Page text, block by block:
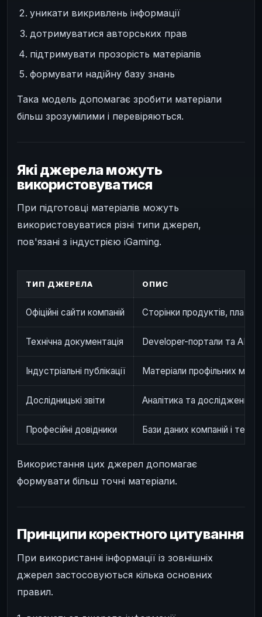
уникати викривлень інформації
дотримуватися авторських прав
підтримувати прозорість матеріалів
формувати надійну базу знань
Така модель допомагає зробити матеріали
більш зрозумілими і перевіряються.
Які джерела можуть
використовуватися
При підготовці матеріалів можуть
використовуватися різні типи джерел,
пов'язані з індустрією iGaming.
ТИП ДЖЕРЕЛА ОПИС
Офіційні сайти компаній Сторінки продуктів,
Технічна документація Developer-портали та API-
Індустріальні публікації Матеріали профільних
Дослідницькі звіти Аналітика та дослідження
Професійні довідники Бази даних компаній і
Використання цих джерел допомагає
формувати більш точні матеріали.
Принципи коректного цитування
При використанні інформації із зовнішніх
джерел застосовуються кілька основних
правил.